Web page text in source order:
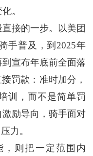
。
的一步。以美团
手普及，到2025年
宣布年底前全面落
罚款：准时加分，
训，而不是简单罚
励导向，骑手面对
力。
把一定范围内